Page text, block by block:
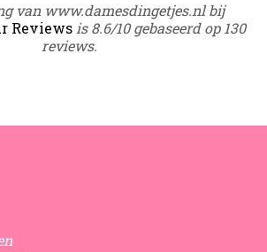
van www.damesdingetjes.nl bij
Reviews is 8.6/10 gebaseerd op 130
reviews.